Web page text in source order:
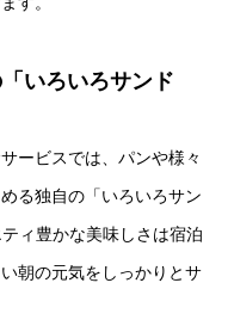
いろいろサンド
ービスでは、パンや様々
る独自の「いろいろサン
ィ豊かな美味しさは宿泊
朝の元気をしっかりとサ